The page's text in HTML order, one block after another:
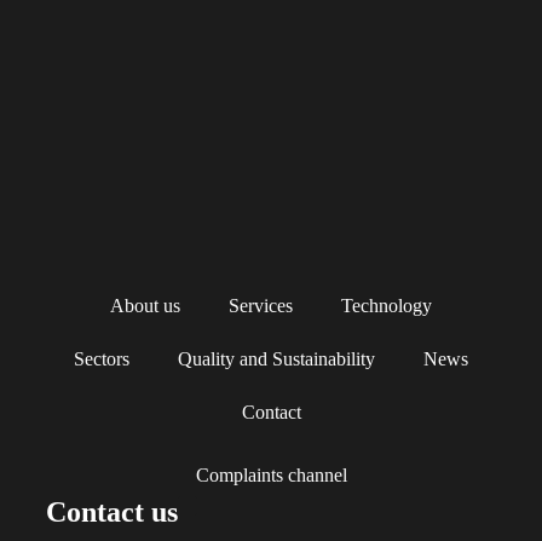
About us Services Technology
Sectors Quality and Sustainability News
Contact
Complaints channel
Contact us